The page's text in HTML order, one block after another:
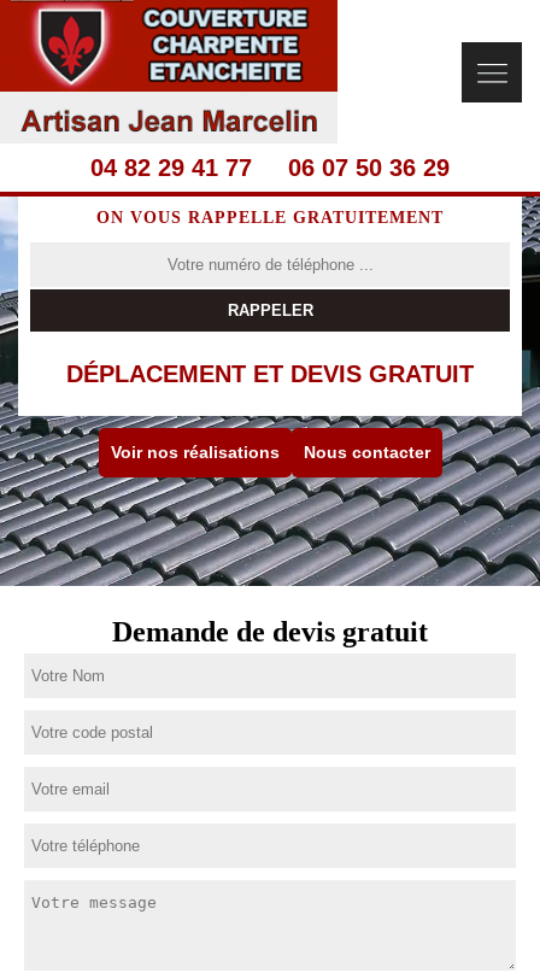
04 82 29 41 77 06 07 50 36 29
ON VOUS RAPPELLE GRATUITEMENT
DÉPLACEMENT ET DEVIS GRATUIT
Voir nos réalisations Nous contacter
Demande de devis gratuit